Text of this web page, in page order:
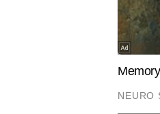
Hindi News